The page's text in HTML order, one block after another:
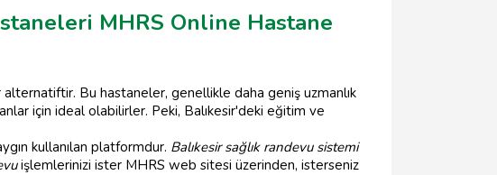
MHRS Online Hastane
Bu hastaneler, genellikle daha geniş uzmanlık
için ideal olabilirler. Peki, Balıkesir'deki eğitim ve
kullanılan platformdur. Balıkesir sağlık randevu sistemi
işlemlerinizi ister MHRS web sitesi üzerinden, isterseniz